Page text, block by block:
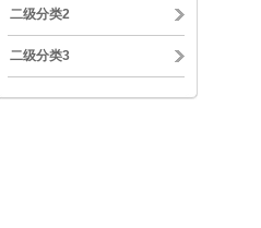
二级分类2
二级分类3